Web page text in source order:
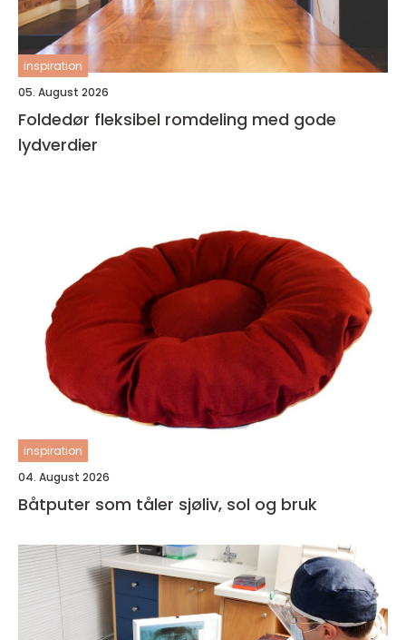
inspiration
05. August 2026
Foldedør fleksibel romdeling med gode
lydverdier
inspiration
04. August 2026
Båtputer som tåler sjøliv, sol og bruk